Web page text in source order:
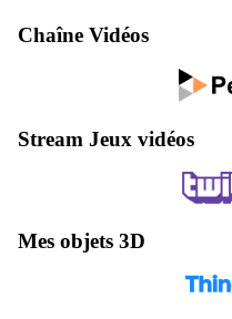
Chaîne Vidéos
Stream Jeux vidéos
Mes objets 3D